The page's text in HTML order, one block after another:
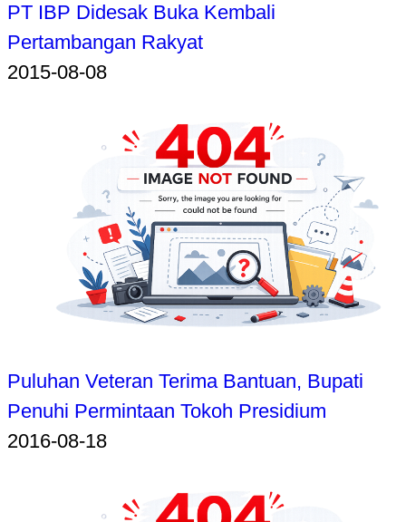
PT IBP Didesak Buka Kembali
Pertambangan Rakyat
2015-08-08
Puluhan Veteran Terima Bantuan, Bupati
Penuhi Permintaan Tokoh Presidium
2016-08-18